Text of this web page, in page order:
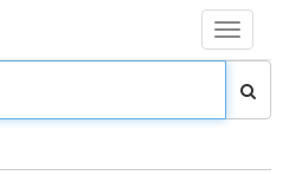
Toggle